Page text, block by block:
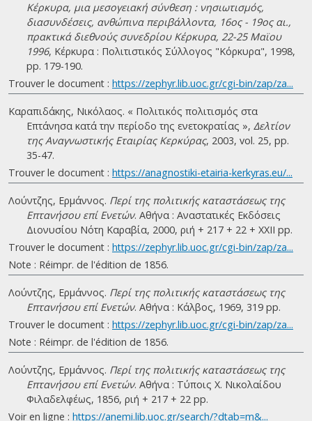
Κέρκυρα, μια μεσογειακή σύνθεση : νησιωτισμός,
διασυνδέσεις, ανθώπινα περιβάλλοντα, 16ος - 19ος αι.,
πρακτικά διεθνούς συνεδρίου Κέρκυρα, 22-25 Μαϊου
1996, Κέρκυρα : Πολιτιστικός Σύλλογος "Κόρκυρα", 1998,
pp. 179-190.
Trouver le document : https://zephyr.lib.uoc.gr/cgi-bin/zap/za...
Καραπιδάκης, Νικόλαος. « Πολιτικός πολιτισμός στα
Επτάνησα κατά την περίοδο της ενετοκρατίας », Δελτίον
της Αναγνωστικής Εταιρίας Κερκύρας, 2003, vol. 25, pp.
35-47.
Trouver le document : https://anagnostiki-etairia-kerkyras.eu/...
Λούντζης, Ερμάννος. Περί της πολιτικής καταστάσεως της
Επτανήσου επί Ενετών. Αθήνα : Αναστατικές Εκδόσεις
Διονυσίου Νότη Καραβία, 2000, ριή + 217 + 22 + ΧΧΙΙ pp.
Trouver le document : https://zephyr.lib.uoc.gr/cgi-bin/zap/za...
Note : Réimpr. de l'édition de 1856.
Λούντζης, Ερμάννος. Περί της πολιτικής καταστάσεως της
Επτανήσου επί Ενετών. Αθήνα : Κάλβος, 1969, 319 pp.
Trouver le document : https://zephyr.lib.uoc.gr/cgi-bin/zap/za...
Note : Réimpr. de l'édition de 1856.
Λούντζης, Ερμάννος. Περί της πολιτικής καταστάσεως της
Επτανήσου επί Ενετών. Αθήνα : Τύποις Χ. Νικολαίδου
Φιλαδελφέως, 1856, ριή + 217 + 22 pp.
Voir en ligne : https://anemi.lib.uoc.gr/search/?dtab=m&...